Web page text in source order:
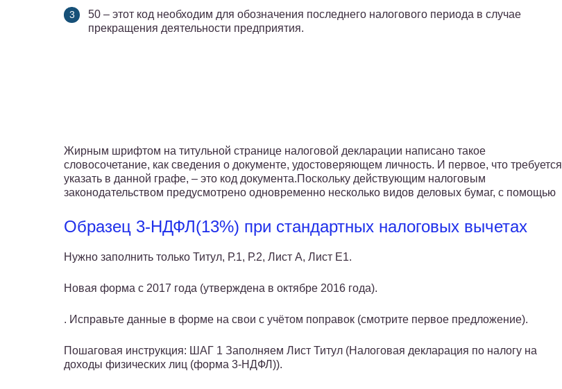
50 – этот код необходим для обозначения последнего налогового периода в случае
прекращения деятельности предприятия.
Жирным шрифтом на титульной странице налоговой декларации написано такое
словосочетание, как сведения о документе, удостоверяющем личность. И первое, что требуется
указать в данной графе, – это код документа.Поскольку действующим налоговым
законодательством предусмотрено одновременно несколько видов деловых бумаг, с помощью
Образец 3-НДФЛ(13%) при стандартных налоговых вычетах
Нужно заполнить только Титул, Р.1, Р.2, Лист А, Лист Е1.
Новая форма с 2017 года (утверждена в октябре 2016 года).
. Исправьте данные в форме на свои с учётом поправок (смотрите первое предложение).
Пошаговая инструкция: ШАГ 1 Заполняем Лист Титул (Налоговая декларация по налогу на
доходы физических лиц (форма 3-НДФЛ)).